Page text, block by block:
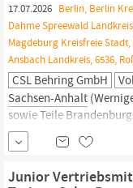
17.07.2026 Berlin, Berlin
Dahme Spreewald
Magdeburg Kreisfreie
Ansbach Landkreis, 6536,
CSL Behring GmbH
Sachsen-Anhalt
sowie Teile
Wusterhausen, Berlin
Über die Position In
Klinik- und
Junior